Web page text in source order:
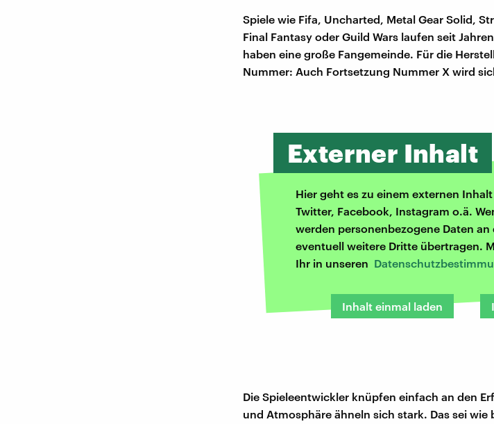
Spiele wie Fifa, Uncharted, Metal Gear Solid,
Final Fantasy oder Guild Wars laufen seit
haben eine große Fangemeinde. Für die
Nummer: Auch Fortsetzung Nummer X wird
Externer Inhalt
Hier geht es zu einem externen
Twitter, Facebook, Instagram o.ä.
werden personenbezogene Daten
eventuell weitere Dritte übertragen.
Ihr in unseren
Inhalt einmal laden
Die Spieleentwickler knüpfen einfach an den
und Atmosphäre ähneln sich stark. Das sei